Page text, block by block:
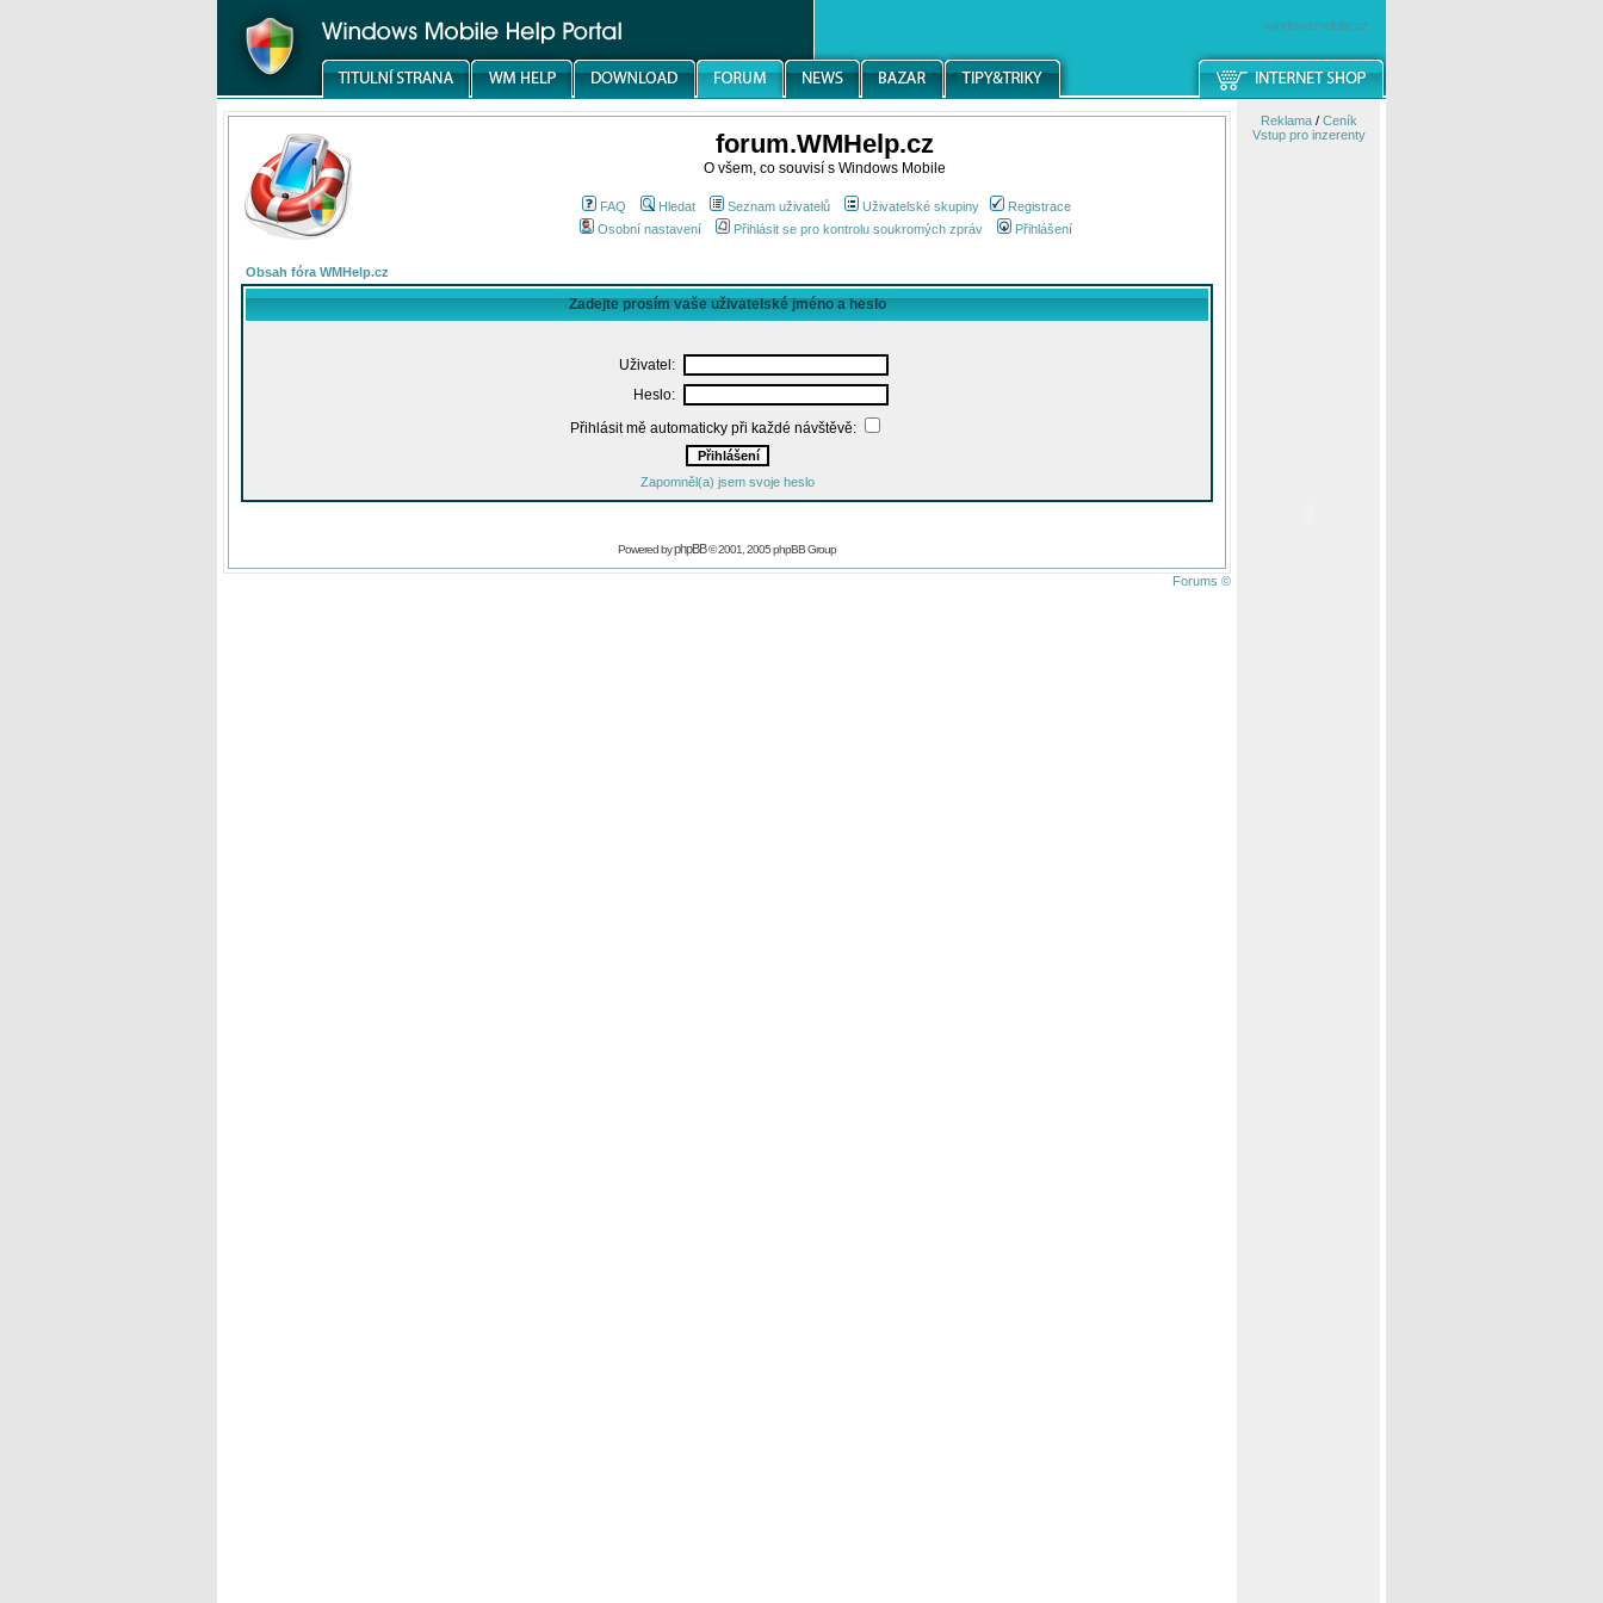
windowsmobile.cz
forum.WMHelp.cz
O všem, co souvisí s Windows Mobile
FAQ Hledat Seznam uživatelů Uživatelské skupiny
Registrace
Osobní nastavení
Přihlásit se pro kontrolu soukromých zpráv Přihlášení
Obsah fóra WMHelp.cz
Zadejte prosím vaše uživatelské jméno a heslo
Uživatel:
Heslo:
Přihlásit mě automaticky při každé návštěvě:
Zapomněl(a) jsem svoje heslo
Powered byphpBB© 2001, 2005 phpBB Group
Forums ©
Reklama/ Ceník
Vstup pro inzerenty